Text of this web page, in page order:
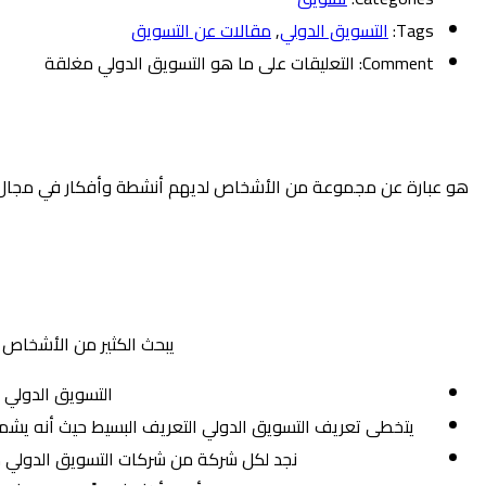
Tags: التسويق الدولي,مقالات عن التسويق
Comment: التعليقاتعلى ما هو التسويق الدولي مغلقة
هو عبارة عن مجموعة من الأشخاص لديهم أنشطة وأفكار في مجال
يبحث الكثير من
التسويق
يتخطى تعريف التسويق الدولي التعريف البسيط حيث أنه
نجد لكل شركة من شركات التسويق